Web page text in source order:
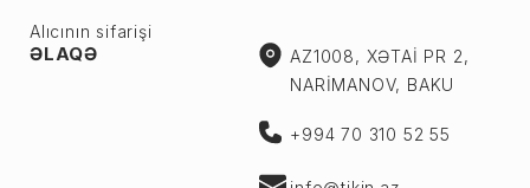
Alıcının sifarişi
ƏLAQƏ
AZ1008, XƏTAİ PR 2,
NARİMANOV, BAKU
+994 70 310 52 55